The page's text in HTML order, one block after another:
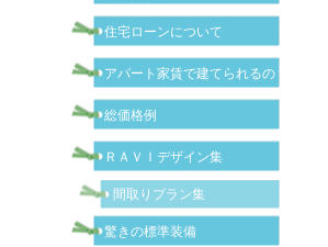
住宅ローンについて
アパート家賃で建てられるの？
総価格例
ＲＡＶＩデザイン集
間取りプラン集
驚きの標準装備